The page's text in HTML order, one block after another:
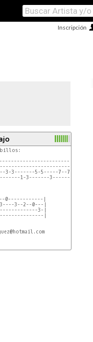
Inscripción
||
||
|| X2
||
14-||
||
|
|
3-3-------5-5-----7--7-5---|
1-3-------3---------5-|
0------------|
3--2--0---|
3-|
|